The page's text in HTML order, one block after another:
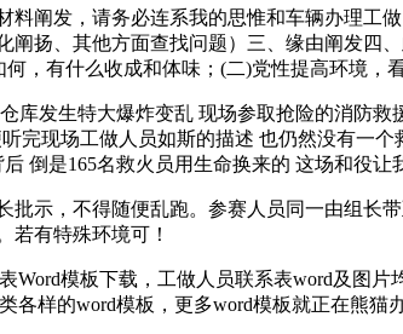
发，请务必连系我的思惟和车辆办理工
扬、其他方面查找问题）三、缘由阐发四
，有什么收成和体味；(二)党性提高环境，
发生特大爆炸变乱 现场参取抢险的消防救
完现场工做人员如斯的描述 也仍然没有一
倒是165名救火员用生命换来的 这场和役
，不得随便乱跑。参赛人员同一由组长
若有特殊环境可！
模板下载，工做人员联系表word及图片
样的word模板，更多word模板就正在熊猫办